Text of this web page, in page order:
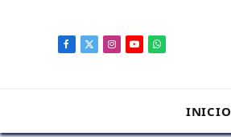
Facebook
X
Instagram
YouTubeWhatsApp
INICIO